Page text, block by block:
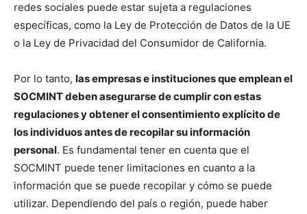
redes sociales puede estar sujeta a regulaciones
específicas, como la Ley de Protección de Datos de la UE
o la Ley de Privacidad del Consumidor de California.
Por lo tanto, las empresas e instituciones que emplean el
SOCMINT deben asegurarse de cumplir con estas
regulaciones y obtener el consentimiento explícito de
los individuos antes de recopilar su información
personal. Es fundamental tener en cuenta que el
SOCMINT puede tener limitaciones en cuanto a la
información que se puede recopilar y cómo se puede
utilizar. Dependiendo del país o región, puede haber